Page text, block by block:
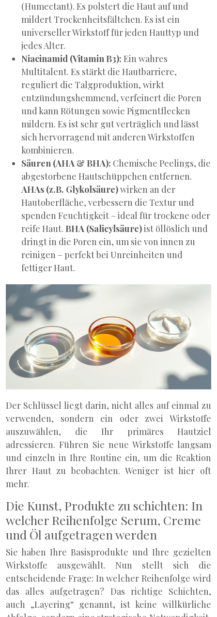
(Humectant). Es polstert die Haut auf und
mildert Trockenheitsfältchen. Es ist ein
universeller Wirkstoff für jeden Hauttyp und
jedes Alter.
Niacinamid (Vitamin B3): Ein wahres
Multitalent. Es stärkt die Hautbarriere,
reguliert die Talgproduktion, wirkt
entzündungshemmend, verfeinert die Poren
und kann Rötungen sowie Pigmentflecken
mildern. Es ist sehr gut verträglich und lässt
sich hervorragend mit anderen Wirkstoffen
kombinieren.
Säuren (AHA & BHA): Chemische Peelings, die
abgestorbene Hautschüppchen entfernen.
AHAs (z.B. Glykolsäure)wirken an der
Hautoberfläche, verbessern die Textur und
spenden Feuchtigkeit – ideal für trockene oder
reife Haut. BHA (Salicylsäure)ist öllöslich und
dringt in die Poren ein, um sie von innen zu
reinigen – perfekt bei Unreinheiten und
fettiger Haut.
Der Schlüssel liegt darin, nicht alles auf einmal zu
verwenden, sondern ein oder zwei Wirkstoffe
auszuwählen, die Ihr primäres Hautziel
adressieren. Führen Sie neue Wirkstoffe langsam
und einzeln in Ihre Routine ein, um die Reaktion
Ihrer Haut zu beobachten. Weniger ist hier oft
mehr.
Die Kunst, Produkte zu schichten: In
welcher Reihenfolge Serum, Creme
und Öl aufgetragen werden
Sie haben Ihre Basisprodukte und Ihre gezielten
Wirkstoffe ausgewählt. Nun stellt sich die
entscheidende Frage: In welcher Reihenfolge wird
das alles aufgetragen? Das richtige Schichten,
auch „Layering“ genannt, ist keine willkürliche